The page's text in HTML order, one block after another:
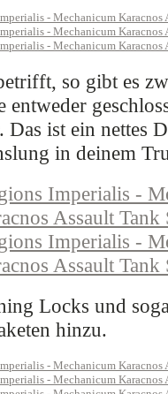
so gibt es
entweder
ist ein nettes
in deinem
Locks und
hinzu.